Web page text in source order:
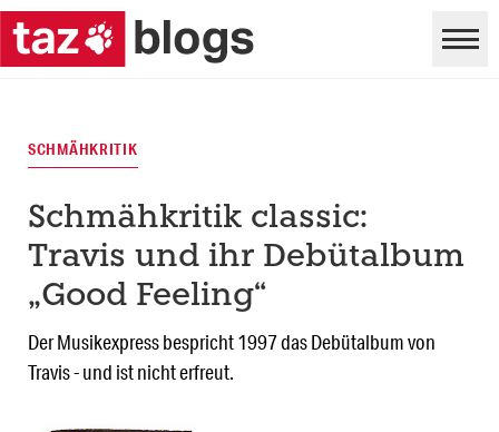
SCHMÄHKRITIK
Schmähkritik classic:
Travis und ihr Debütalbum
„Good Feeling“
Der Musikexpress bespricht 1997 das Debütalbum von
Travis - und ist nicht erfreut.